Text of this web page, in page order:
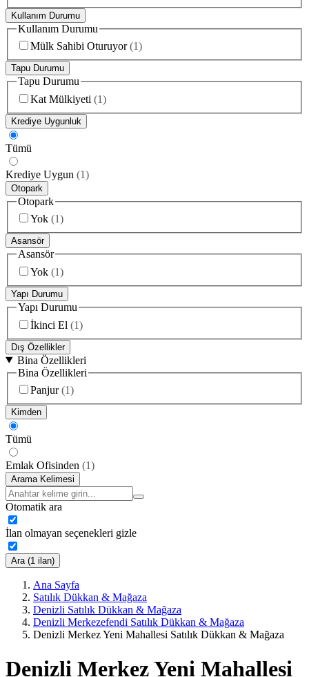
Kullanım Durumu
Kullanım Durumu
Mülk Sahibi Oturuyor (1)
Tapu Durumu
Tapu Durumu
Kat Mülkiyeti (1)
Krediye Uygunluk
Tümü
Krediye Uygun (1)
Otopark
Otopark
Yok (1)
Asansör
Asansör
Yok (1)
Yapı Durumu
Yapı Durumu
İkinci El (1)
Dış Özellikler
Bina Özellikleri
Bina Özellikleri
Panjur (1)
Kimden
Tümü
Emlak Ofisinden (1)
Arama Kelimesi
Otomatik ara
İlan olmayan seçenekleri gizle
Ara (1 ilan)
Ana Sayfa
Satılık Dükkan & Mağaza
Denizli Satılık Dükkan & Mağaza
Denizli Merkezefendi Satılık Dükkan & Mağaza
Denizli Merkez Yeni Mahallesi Satılık Dükkan & Mağaza
Denizli Merkez Yeni Mahallesi